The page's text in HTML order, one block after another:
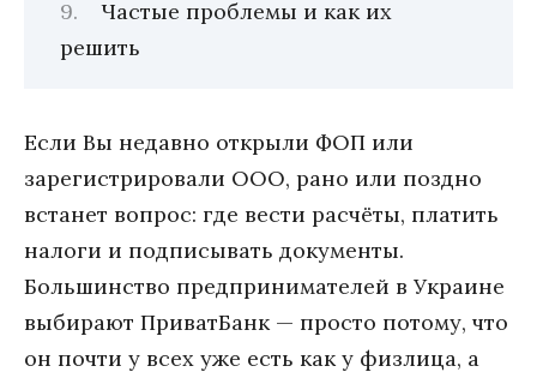
Частые проблемы и как их
решить
Если Вы недавно открыли ФОП или
зарегистрировали ООО, рано или поздно
встанет вопрос: где вести расчёты, платить
налоги и подписывать документы.
Большинство предпринимателей в Украине
выбирают ПриватБанк — просто потому, что
он почти у всех уже есть как у физлица, а